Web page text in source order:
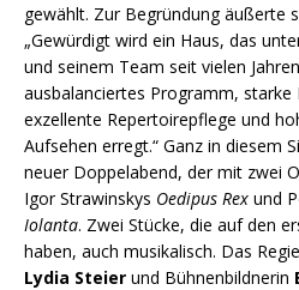
gewählt. Zur Begründung äußerte
„Gewürdigt wird ein Haus, das
und seinem Team seit vielen
ausbalanciertes Programm, starke
exzellente Repertoirepflege und
Aufsehen erregt.“ Ganz in diesem
neuer Doppelabend, der mit zwei
Igor Strawinskys Oedipus Rex und
Iolanta. Zwei Stücke, die auf den
haben, auch musikalisch. Das
Lydia Steier und Bühnenbildnerin